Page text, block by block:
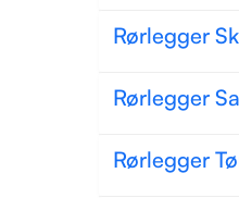
Rørlegger
Rørlegger
Rørlegger